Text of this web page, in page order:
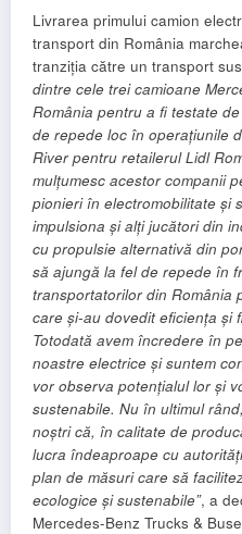
Livrarea primului camion
transport din România
tranziția către un transport
dintre cele trei camioane
România pentru a fi testate
de repede loc în operațiunile
River pentru retailerul Lidl
mulțumesc acestor companii
pionieri în electromobilitate și
impulsiona și alți jucători din
cu propulsie alternativă din
să ajungă la fel de repede în
transportatorilor din România
care și-au dovedit eficiența și
Totodată avem încredere în
noastre electrice și suntem
vor observa potențialul lor și
sustenabile. Nu în ultimul
noștri că, în calitate de
lucra îndeaproape cu
plan de măsuri care să
ecologice și sustenabile”, a
Mercedes-Benz Trucks &